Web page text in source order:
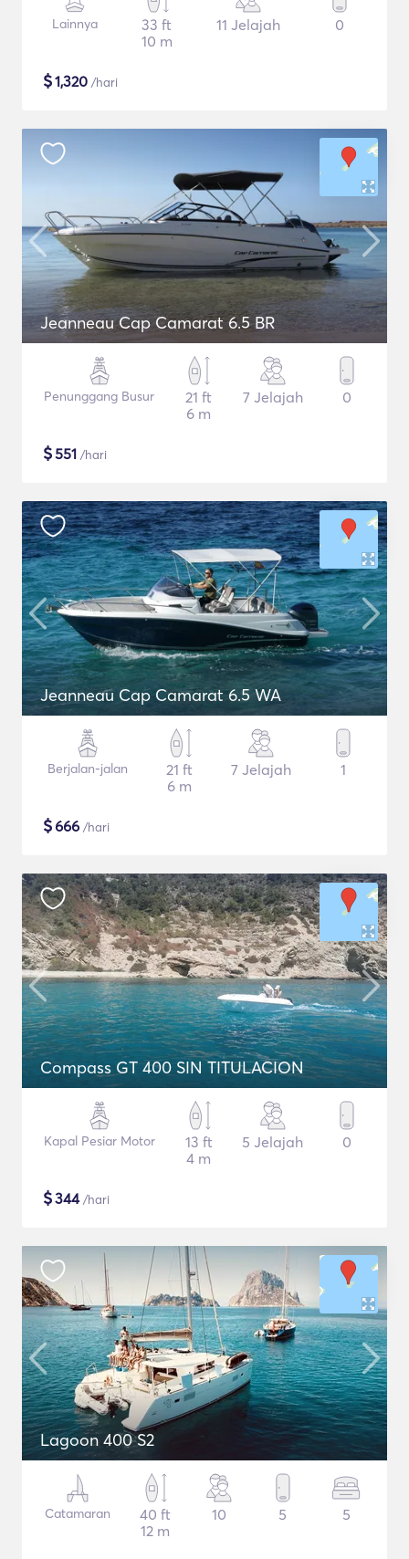
Lainnya
33 ft
10 m
11 Jelajah 0
$1,320 /hari
Jeanneau Cap Camarat 6.5 BR
Penunggang Busur
21 ft
6 m
7 Jelajah 0
$551 /hari
Jeanneau Cap Camarat 6.5 WA
Berjalan-jalan
21 ft
6 m
7 Jelajah 1
$666 /hari
Compass GT 400 SIN TITULACION
Kapal Pesiar Motor
13 ft
4 m
5 Jelajah 0
$344/hari
Lagoon 400 S2
Catamaran
40 ft
12 m
10 5 5